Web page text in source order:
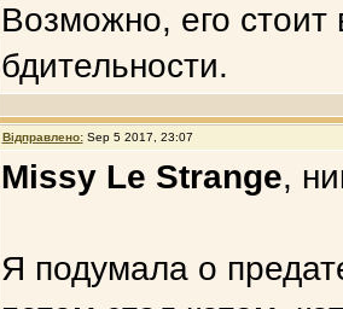
Возможно, его стоит
бдительности.
Відправлено: Sep 5 2017, 23:07
Missy Le Strange,
Я подумала о